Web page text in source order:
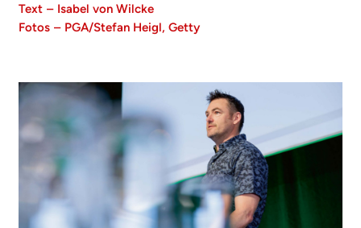
Text – Isabel von Wilcke
Fotos – PGA/Stefan Heigl, Getty